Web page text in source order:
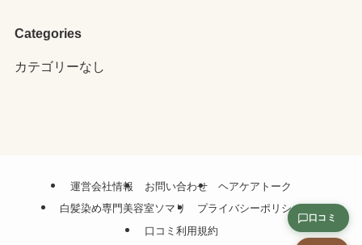
Categories
カテゴリーなし
運営会社情報 お問い合わせ
ヘアケアトーク
白髪染め専門美容室ソマリ
プライバシーポリシー
口コミ利用規約
口コミ